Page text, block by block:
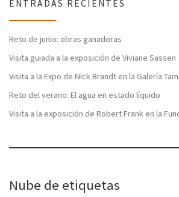
ENTRADAS RECIENTES
Reto de junio: obras ganadoras
Visita guiada a la exposición de Viviane Sassen
Visita a la Expo de Nick Brandt en la Galería
Reto del verano: El agua en estado líquido
Visita a la exposición de Robert Frank en la
Nube de etiquetas